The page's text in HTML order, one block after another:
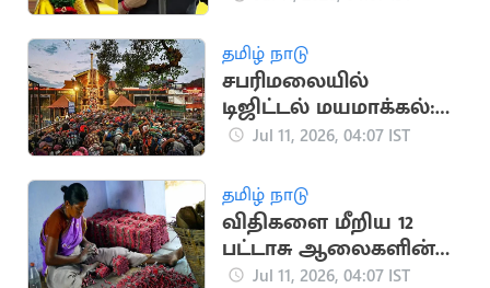
தமிழ் நாடு
சபரிமலையில்
டிஜிட்டல் மயமாக்கல்:
கூடுதல் அறைகள்
Jul 11, 2026, 04:07 IST
தமிழ் நாடு
விதிகளை மீறிய 12
பட்டாசு ஆலைகளின்
உரிமம் தற்காலிக ரத்து
Jul 11, 2026, 04:07 IST